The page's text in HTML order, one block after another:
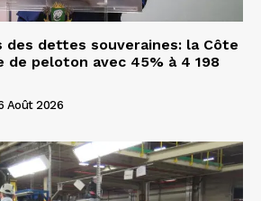
des dettes souveraines: la Côte
de peloton avec 45% à 4 198
Août 2026